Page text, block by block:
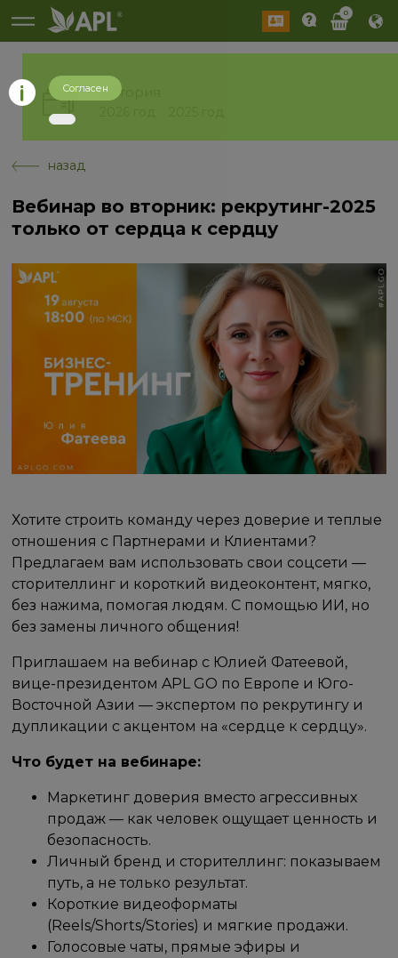
0
История
назад
Вебинар во вторник: рекрутинг-2025
только от сердца к сердцу
Хотите строить команду через доверие и теплые
отношения с Партнерами и Клиентами?
Предлагаем вам использовать свои соцсети —
сторителлинг и короткий видеоконтент, мягко,
без нажима, помогая людям. С помощью ИИ, но
без замены личного общения!
Приглашаем на вебинар с Юлией Фатеевой,
вице-президентом APL GO по Европе и Юго-
Восточной Азии — экспертом по рекрутингу и
дупликации с акцентом на «сердце к сердцу».
Что будет на вебинаре:
Маркетинг доверия вместо агрессивных
продаж — как человек ощущает ценность и
безопасность.
Личный бренд и сторителлинг: показываем
путь, а не только результат.
Короткие видеоформаты
(Reels/Shorts/Stories) и мягкие продажи.
Голосовые чаты, прямые эфиры и
Согласен